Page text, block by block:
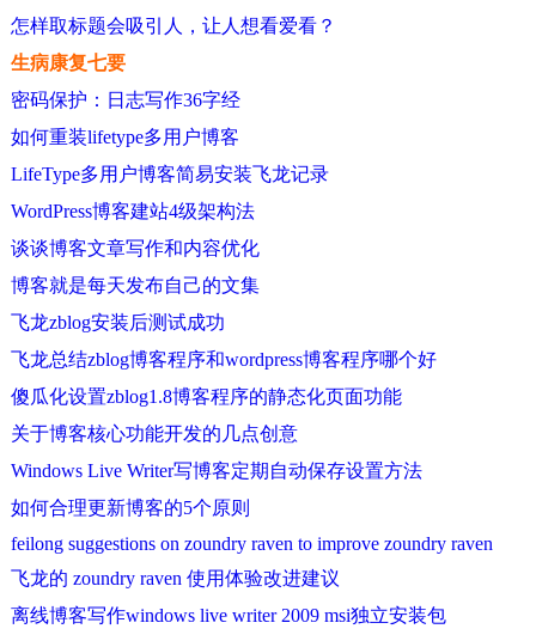
怎样取标题会吸引人，让人想看爱看？
生病康复七要
密码保护：日志写作36字经
如何重装lifetype多用户博客
LifeType多用户博客简易安装飞龙记录
WordPress博客建站4级架构法
谈谈博客文章写作和内容优化
博客就是每天发布自己的文集
飞龙zblog安装后测试成功
飞龙总结zblog博客程序和wordpress博客程序哪个好
傻瓜化设置zblog1.8博客程序的静态化页面功能
关于博客核心功能开发的几点创意
Windows Live Writer写博客定期自动保存设置方法
如何合理更新博客的5个原则
feilong suggestions on zoundry raven to improve zoundry raven
飞龙的 zoundry raven 使用体验改进建议
离线博客写作windows live writer 2009 msi独立安装包